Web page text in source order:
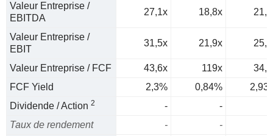
Valeur Entreprise /
EBITDA
27,1x 18,8x
Valeur Entreprise /
EBIT
31,5x 21,9x
Valeur Entreprise / FCF 43,6x 119x
FCF Yield
2,3% 0,84%
Dividende / Action 2 -
-
Taux de rendement
-
-